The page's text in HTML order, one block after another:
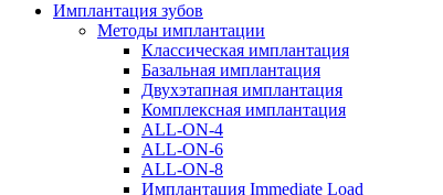
Имплантация зубов
Методы имплантации
Классическая имплантация
Базальная имплантация
Двухэтапная имплантация
Комплексная имплантация
ALL-ON-4
ALL-ON-6
ALL-ON-8
Имплантация Immediate Load